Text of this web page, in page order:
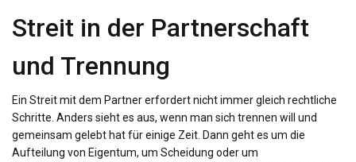
Streit in der Partnerschaft
und Trennung
Ein Streit mit dem Partner erfordert nicht immer gleich rechtliche
Schritte. Anders sieht es aus, wenn man sich trennen will und
gemeinsam gelebt hat für einige Zeit. Dann geht es um die
Aufteilung von Eigentum, um Scheidung oder um